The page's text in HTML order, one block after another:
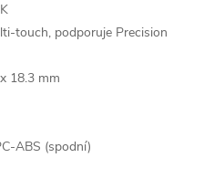
touch, podporuje Precision
18.3 mm
ABS (spodní)